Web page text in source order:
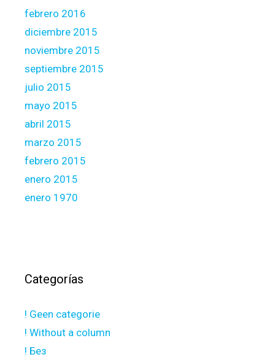
febrero 2016
diciembre 2015
noviembre 2015
septiembre 2015
julio 2015
mayo 2015
abril 2015
marzo 2015
febrero 2015
enero 2015
enero 1970
Categorías
! Geen categorie
! Without a column
! Без